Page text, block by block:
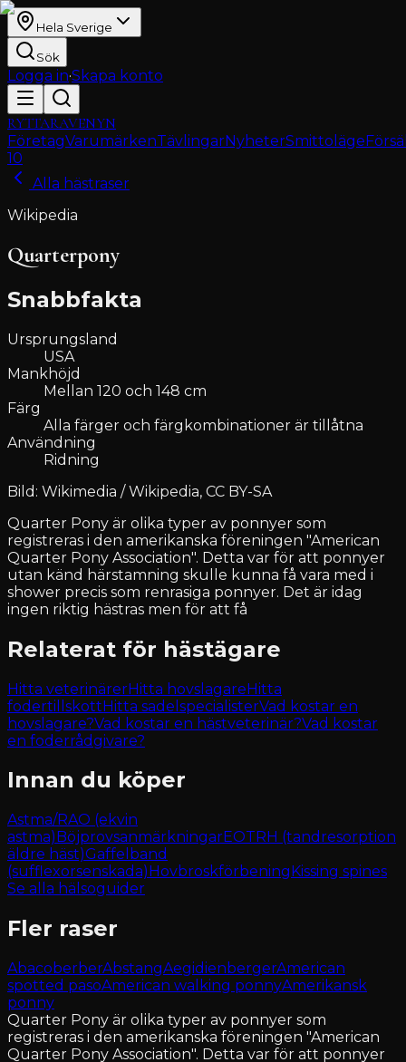
Hela Sverige
Sök
Logga in·Skapa konto
RYTTARAVENYN
FöretagVarumärkenTävlingarNyheterSmittoläge
10
Alla hästraser
Wikipedia
Quarterpony
Snabbfakta
Ursprungsland
USA
Mankhöjd
Mellan 120 och 148 cm
Färg
Alla färger och färgkombinationer är tillåtna
Användning
Ridning
Bild: Wikimedia / Wikipedia, CC BY-SA
Quarter Pony är olika typer av ponnyer som
registreras i den amerikanska föreningen "American
Quarter Pony Association". Detta var för att ponnyer
utan känd härstamning skulle kunna få vara med i
shower precis som renrasiga ponnyer. Det är idag
ingen riktig hästras men för att få
Relaterat för hästägare
Hitta veterinärerHitta hovslagareHitta
fodertillskottHitta sadelspecialisterVad kostar en
hovslagare?Vad kostar en hästveterinär?Vad kostar
en foderrådgivare?
Innan du köper
Astma/RAO (ekvin
astma) BöjprovsanmärkningarEOTRH (tandresorption
äldre häst)Gaffelband
(sufflexorsenskada) Hovbroskförbening Kissing spines
Se alla hälsoguider
Fler raser
AbacoberberAbstangAegidienbergerAmerican
spotted pasoAmerican walking ponnyAmerikansk
ponny
Quarter Pony är olika typer av ponnyer som
registreras i den amerikanska föreningen "American
Quarter Pony Association". Detta var för att ponnyer